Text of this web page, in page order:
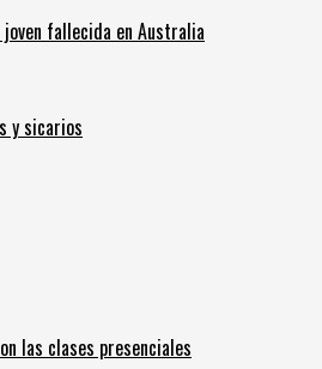
fallecida en Australia
y sicarios
las clases presenciales